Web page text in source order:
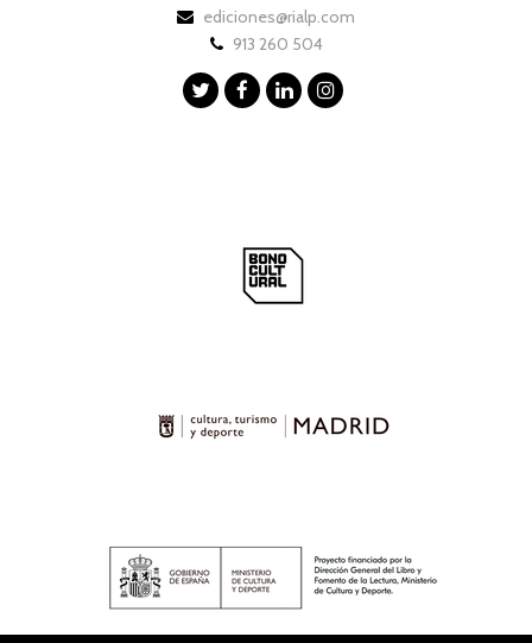
ediciones@rialp.com
913 260 504